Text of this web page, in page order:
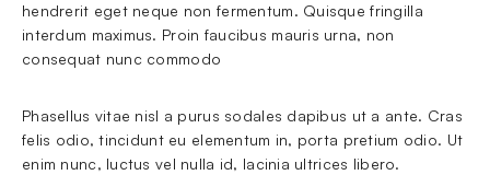
hendrerit eget neque non fermentum. Quisque fringilla
interdum maximus. Proin faucibus mauris urna, non
consequat nunc commodo
Phasellus vitae nisl a purus sodales dapibus ut a ante. Cras
felis odio, tincidunt eu elementum in, porta pretium odio. Ut
enim nunc, luctus vel nulla id, lacinia ultrices libero.